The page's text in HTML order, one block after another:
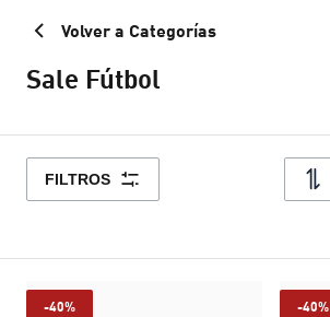
Volver a Categorías
Sale Fútbol
FILTROS
-40% -40%